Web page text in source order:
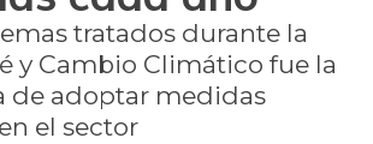
tratados durante la
y Cambio Climático fue la
de adoptar medidas
el sector